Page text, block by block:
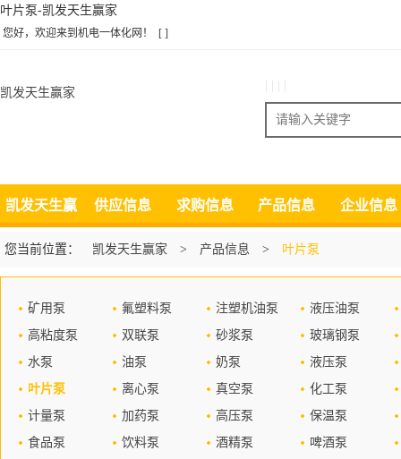
叶片泵-凯发天生赢家
您好，欢迎来到机电一体化网！ [ ]
凯发天生赢家
搜索
凯发天生赢
家
供应信息 求购信息 产品信息 企业信息
您当前位置： 凯发天生赢家 > 产品信息 > 叶片泵
矿用泵 氟塑料泵 注塑机油泵
液压油泵
高粘度泵
双联泵 砂浆泵
玻璃钢泵
水泵
油泵 奶泵
液压泵
叶片泵
离心泵 真空泵
化工泵
计量泵
加药泵 高压泵
保温泵
食品泵
饮料泵 酒精泵
啤酒泵